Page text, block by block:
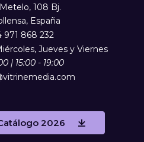
108 Bj.
España
971 868 232
Jueves y Viernes
| 15:00 - 19:00
vitrinemedia.com
2026